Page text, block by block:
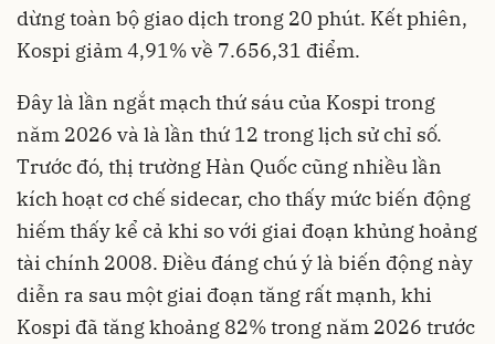
dừng toàn bộ giao dịch trong 20 phút. Kết phiên,
Kospi giảm 4,91% về 7.656,31 điểm.
Đây là lần ngắt mạch thứ sáu của Kospi trong
năm 2026 và là lần thứ 12 trong lịch sử chỉ số.
Trước đó, thị trường Hàn Quốc cũng nhiều lần
kích hoạt cơ chế sidecar, cho thấy mức biến động
hiếm thấy kể cả khi so với giai đoạn khủng hoảng
tài chính 2008. Điều đáng chú ý là biến động này
diễn ra sau một giai đoạn tăng rất mạnh, khi
Kospi đã tăng khoảng 82% trong năm 2026 trước